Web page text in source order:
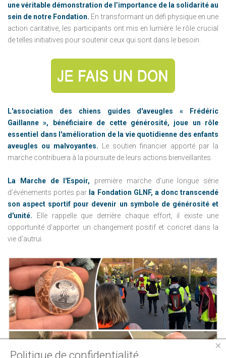
une véritable démonstration de l’importance de la solidarité au
sein de notre Fondation. En transformant un défi physique en une
action caritative, les participants ont mis en lumière le rôle crucial
de telles initiatives pour soutenir ceux qui sont dans le besoin.
L'association des chiens guides d'aveugles « Frédéric
Gaillanne », bénéficiaire de cette générosité, joue un rôle
essentiel dans l'amélioration de la vie quotidienne des enfants
aveugles ou malvoyantes. Le soutien financier apporté par la
marche contribuera à la poursuite de leurs actions bienveillantes.
La Marche de l'Espoir, première marche d’une longue série
d’événements portés par la Fondation GLNF, a donc transcendé
son aspect sportif pour devenir un symbole de générosité et
d'unité. Elle rappelle que derrière chaque effort, il existe une
opportunité d'apporter un changement positif et concret dans la
vie d'autrui.
×
Politique de confidentialité